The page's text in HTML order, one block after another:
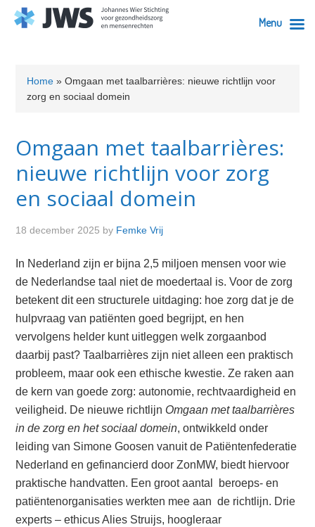
primary
navigation
content
primary
footer
Home »Omgaan met taalbarrières: nieuwe richtlijn voor
zorg en sociaal domein
Omgaan met taalbarrières:
nieuwe richtlijn voor zorg
en sociaal domein
18 december 2025 by Femke Vrij
In Nederland zijn er bijna 2,5 miljoen mensen voor wie
de Nederlandse taal niet de moedertaal is. Voor de zorg
betekent dit een structurele uitdaging: hoe zorg dat je de
hulpvraag van patiënten goed begrijpt, en hen
vervolgens helder kunt uitleggen welk zorgaanbod
daarbij past? Taalbarrières zijn niet alleen een praktisch
probleem, maar ook een ethische kwestie. Ze raken aan
de kern van goede zorg: autonomie, rechtvaardigheid en
veiligheid. De nieuwe richtlijn Omgaan met taalbarrières
in de zorg en het sociaal domein, ontwikkeld onder
leiding van Simone Goosen vanuit de Patiëntenfederatie
Nederland en gefinancierd door ZonMW, biedt hiervoor
praktische handvatten. Een groot aantal beroeps- en
patiëntenorganisaties werkten mee aan de richtlijn. Drie
experts – ethicus Alies Struijs, hoogleraar
Menu